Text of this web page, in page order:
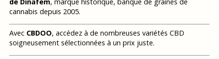
cannabis depuis 2005.
Avec CBDOO, accédez à de nombreuses variétés CBD
soigneusement sélectionnées à un prix juste.